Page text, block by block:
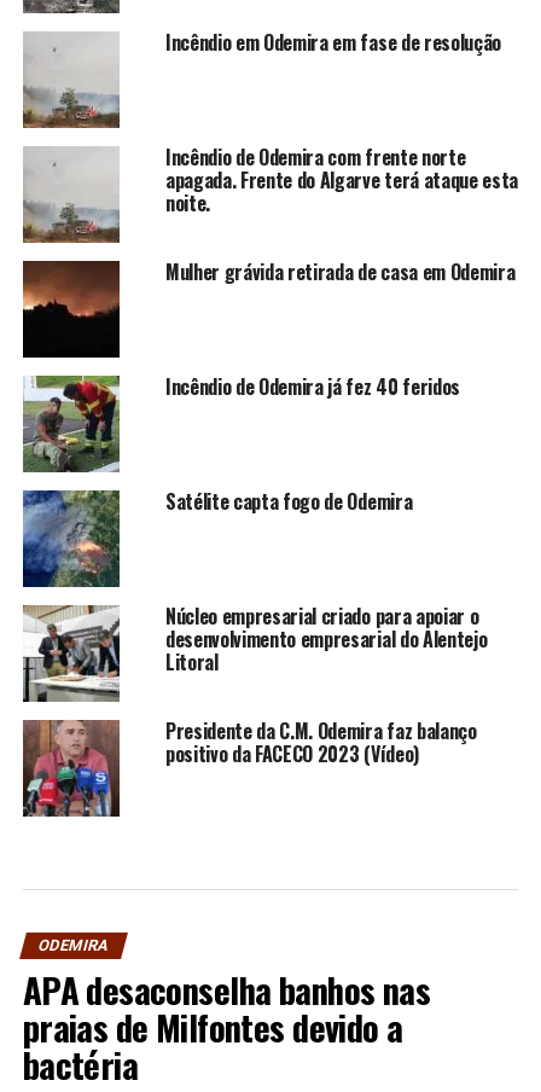
Incêndio em Odemira em fase de resolução
Incêndio de Odemira com frente norte
apagada. Frente do Algarve terá ataque esta
noite.
Mulher grávida retirada de casa em Odemira
Incêndio de Odemira já fez 40 feridos
Satélite capta fogo de Odemira
Núcleo empresarial criado para apoiar o
desenvolvimento empresarial do Alentejo
Litoral
Presidente da C.M. Odemira faz balanço
positivo da FACECO 2023 (Vídeo)
ODEMIRA
APA desaconselha banhos nas
praias de Milfontes devido a
bactéria